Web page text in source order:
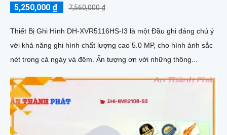
5,250,000 ₫ 7,560,000 ₫
Thiết Bị Ghi Hình DH-XVR5116HS-I3 là một Đầu ghi đáng chú ý
với khả năng ghi hình chất lượng cao 5.0 MP, cho hình ảnh sắc
nét trong cả ngày và đêm. Ấn tượng ơn với những thông...